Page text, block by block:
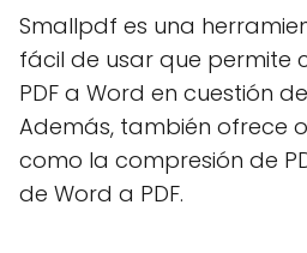
Smallpdf es una
fácil de usar que permite
PDF a Word en cuestión
Además, también ofrece
como la compresión de
de Word a PDF.